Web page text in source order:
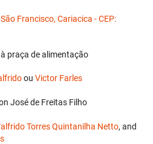
Francisco, Cariacica - CEP:
praça de alimentação
ou Victor Farles
José de Freitas Filho
Torres Quintanilha Netto, and